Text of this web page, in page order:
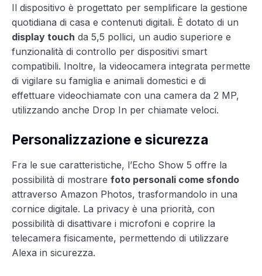
Il dispositivo è progettato per semplificare la gestione
quotidiana di casa e contenuti digitali. È dotato di un
display touch da 5,5 pollici, un audio superiore e
funzionalità di controllo per dispositivi smart
compatibili. Inoltre, la videocamera integrata permette
di vigilare su famiglia e animali domestici e di
effettuare videochiamate con una camera da 2 MP,
utilizzando anche Drop In per chiamate veloci.
Personalizzazione e sicurezza
Fra le sue caratteristiche, l’Echo Show 5 offre la
possibilità di mostrare foto personali come sfondo
attraverso Amazon Photos, trasformandolo in una
cornice digitale. La privacy è una priorità, con
possibilità di disattivare i microfoni e coprire la
telecamera fisicamente, permettendo di utilizzare
Alexa in sicurezza.